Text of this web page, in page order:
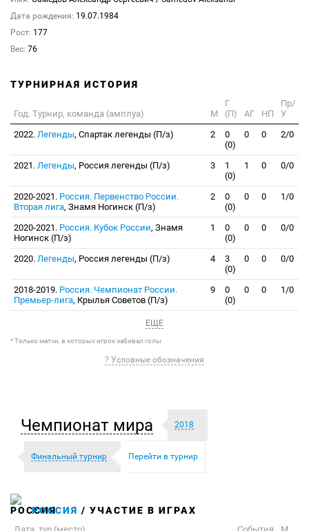
Дата рождения: 19.07.1984
Рост: 177
Вес: 76
ТУРНИРНАЯ ИСТОРИЯ
Год. Турнир, команда (амплуа) М
Г
(П)
АГ НП
Пр/
У
2022. Легенды, Спартак легенды (П/з) 2
0
(0)
0 0 2/0
2021. Легенды, Россия легенды (П/з) 3
1
(0)
1 0 0/0
2020-2021. Россия. Первенство России.
Вторая лига, Знамя Ногинск (П/з)
2
0
(0)
0 0 1/0
2020-2021. Россия. Кубок России, Знамя
Ногинск (П/з)
1
0
(0)
0 0 0/0
2020. Легенды, Россия легенды (П/з) 4
3
(0)
0 0 0/0
2018-2019. Россия. Чемпионат России.
Премьер-лига, Крылья Советов (П/з)
9
0
(0)
0 0 1/0
ЕЩЕ
* Только матчи, в которых игрок забивал голы
? Условные обозначения
Чемпионат мира 2018
Финальный турнир Перейти в турнир
РОССИЯ / УЧАСТИЕ В ИГРАХ